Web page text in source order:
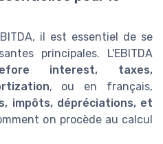
il est essentiel de se
principales. L'EBITDA
interest, taxes,
, ou en français,
impôts, dépréciations, et
on procède au calcul